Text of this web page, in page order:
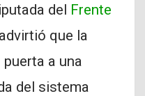
del Frente
que la
a una
del sistema